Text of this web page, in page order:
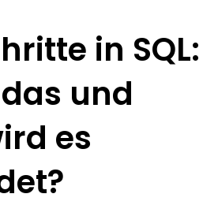
in SQL:
und
es